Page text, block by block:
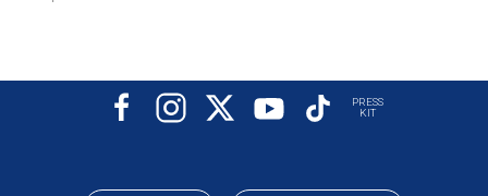
PRESS
KIT